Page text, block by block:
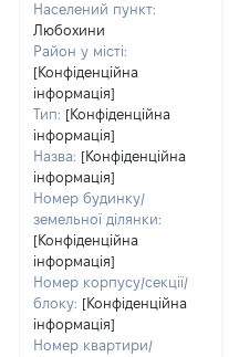
Населений пункт:
Любохини
Район у місті:
[Конфіденційна
інформація]
Тип: [Конфіденційна
інформація]
Назва: [Конфіденційна
інформація]
Номер будинку/
земельної ділянки:
[Конфіденційна
інформація]
Номер корпусу/секції/
блоку: [Конфіденційна
інформація]
Номер квартири/